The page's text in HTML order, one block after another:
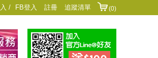
/ FB登入 註冊 追蹤清單
日本 中國
美國 新加坡
(0)